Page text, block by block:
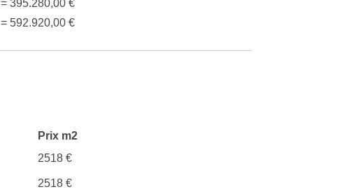
= 395.280,00 €
= 592.920,00 €
Prix m2
2518 €
2518 €